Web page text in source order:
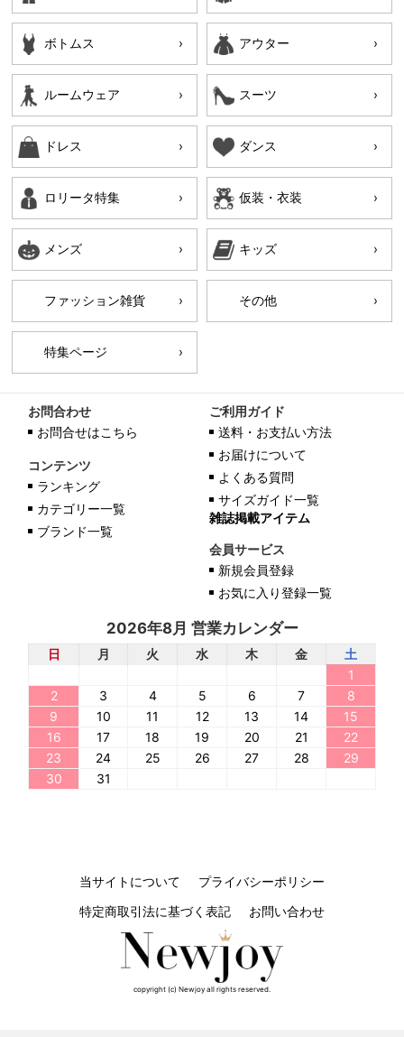
ボトムス アウター
ルームウェア スーツ
ドレス ダンス
ロリータ特集 仮装・衣装
メンズ キッズ
ファッション雑貨 その他
特集ページ
お問合わせ
お問合せはこちら
コンテンツ
ランキング
カテゴリー一覧
ブランド一覧
ご利用ガイド
送料・お支払い方法
お届けについて
よくある質問
サイズガイド一覧
雑誌掲載アイテム
会員サービス
新規会員登録
お気に入り登録一覧
2026年8月 営業カレンダー
日 月 火 水 木 金
土
1
2
3 4 5 6 7
8
9
10 11 12 13 14
15
16
17 18 19 20 21
22
23
24 25 26 27 28
29
30
31
当サイトについて
プライバシーポリシー
特定商取引法に基づく表記
お問い合わせ
copyright (c) Newjoy all rights reserved.